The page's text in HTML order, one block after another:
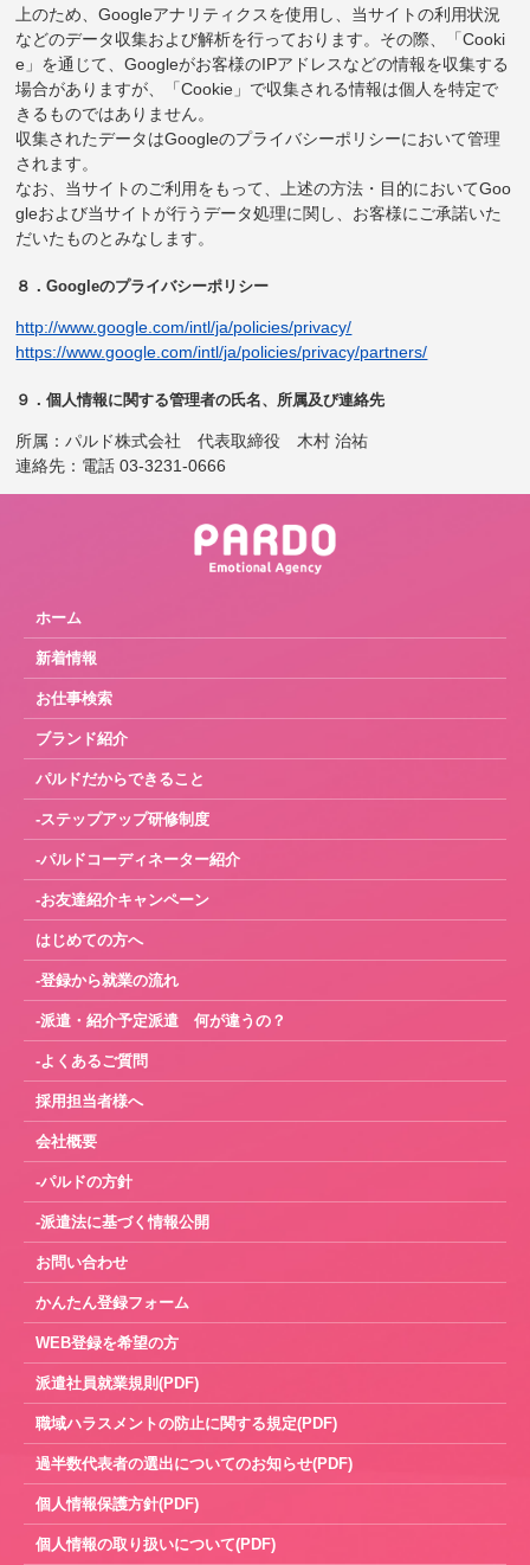
上のため、Googleアナリティクスを使用し、当サイトの利用状況
などのデータ収集および解析を行っております。その際、「Cooki
e」を通じて、Googleがお客様のIPアドレスなどの情報を収集する
場合がありますが、「Cookie」で収集される情報は個人を特定で
きるものではありません。
収集されたデータはGoogleのプライバシーポリシーにおいて管理
されます。
なお、当サイトのご利用をもって、上述の方法・目的においてGoo
gleおよび当サイトが行うデータ処理に関し、お客様にご承諾いた
だいたものとみなします。
８．Googleのプライバシーポリシー
http://www.google.com/intl/ja/policies/privacy/
https://www.google.com/intl/ja/policies/privacy/partners/
９．個人情報に関する管理者の氏名、所属及び連絡先
所属：パルド株式会社 代表取締役 木村 治祐
連絡先：電話 03-3231-0666
ホーム
新着情報
お仕事検索
ブランド紹介
パルドだからできること
-ステップアップ研修制度
-パルドコーディネーター紹介
-お友達紹介キャンペーン
はじめての方へ
-登録から就業の流れ
-派遣・紹介予定派遣 何が違うの？
-よくあるご質問
採用担当者様へ
会社概要
-パルドの方針
-派遣法に基づく情報公開
お問い合わせ
かんたん登録フォーム
WEB登録を希望の方
派遣社員就業規則(PDF)
職域ハラスメントの防止に関する規定(PDF)
過半数代表者の選出についてのお知らせ(PDF)
個人情報保護方針(PDF)
個人情報の取り扱いについて(PDF)